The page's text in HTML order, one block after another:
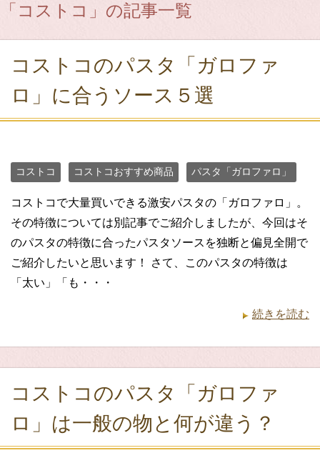
「コストコ」の記事一覧
コストコのパスタ「ガロファ
ロ」に合うソース５選
コストコ コストコおすすめ商品 パスタ「ガロファロ」
コストコで大量買いできる激安パスタの「ガロファロ」。
その特徴については別記事でご紹介しましたが、今回はそ
のパスタの特徴に合ったパスタソースを独断と偏見全開で
ご紹介したいと思います！ さて、このパスタの特徴は
「太い」「も・・・
続きを読む
コストコのパスタ「ガロファ
ロ」は一般の物と何が違う？